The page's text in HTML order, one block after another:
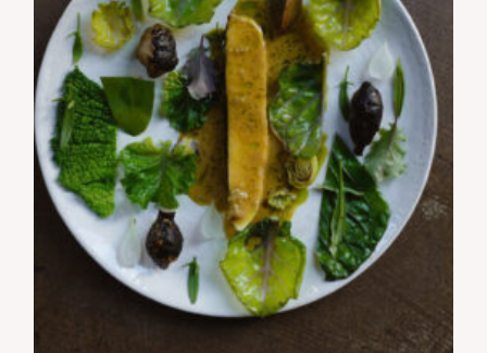
r
h
f
o
r
: